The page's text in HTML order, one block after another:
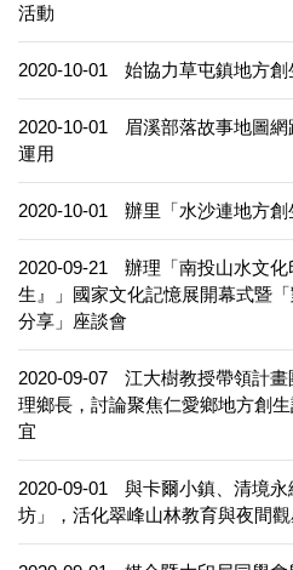
活動
2020-10-01 始協力草屯鎮地方創
2020-10-01
眉溪部落故事地圖
運用
2020-10-01 辦里「水沙連地方創
2020-09-21
辦理「南投山水文
生』」國家文化記憶展開幕式暨
分享」座談會
2020-09-07
江大樹教授帶領計
理鄉長，討論聚焦仁愛鄉地方創
宜
2020-09-01
與卡爾小鎮、清境
坊」，活化翠峰山林教育與夜間